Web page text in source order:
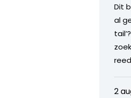
Dit
al
2